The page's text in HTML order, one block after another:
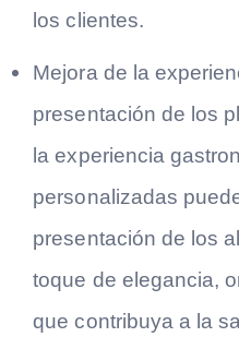
los clientes.
Mejora de la
presentación de los
la experiencia
personalizadas
presentación de los
toque de elegancia,
que contribuya a la